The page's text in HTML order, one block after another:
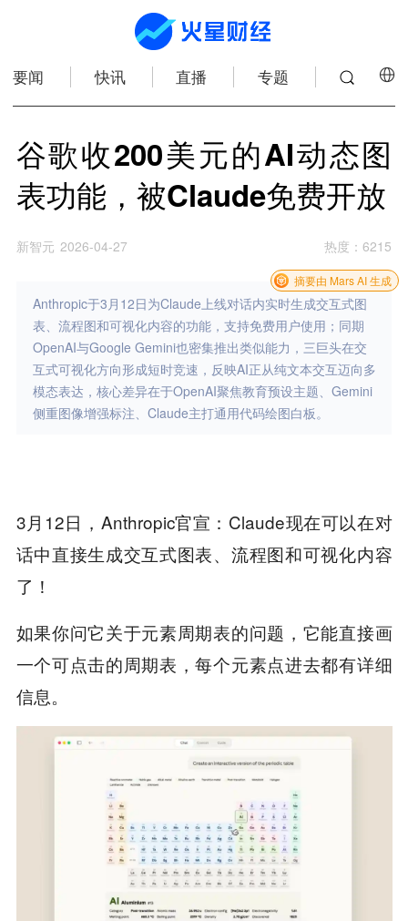
要闻 快讯 直播 专题
谷歌收200美元的AI动态图
表功能，被Claude免费开放
新智元 2026-04-27 热度 ：6215
Anthropic于3月12日为Claude上线对话内实时生成交互式图
表、流程图和可视化内容的功能，支持免费用户使用；同期
OpenAI与Google Gemini也密集推出类似能力，三巨头在交
互式可视化方向形成短时竞速，反映AI正从纯文本交互迈向多
模态表达，核心差异在于OpenAI聚焦教育预设主题、Gemini
侧重图像增强标注、Claude主打通用代码绘图白板。
摘要由 Mars AI 生成
3月12日，Anthropic官宣：Claude现在可以在对
话中直接生成交互式图表、流程图和可视化内容
了！
如果你问它关于元素周期表的问题，它能直接画
一个可点击的周期表，每个元素点进去都有详细
信息。